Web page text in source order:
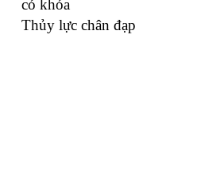
có khóa
Thủy lực chân đạp